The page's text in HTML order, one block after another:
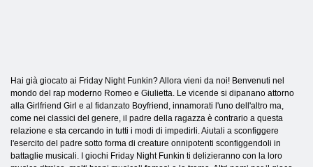
Hai già giocato ai Friday Night Funkin? Allora vieni da noi! Benvenuti nel
mondo del rap moderno Romeo e Giulietta. Le vicende si dipanano attorno
alla Girlfriend Girl e al fidanzato Boyfriend, innamorati l'uno dell'altro ma,
come nei classici del genere, il padre della ragazza è contrario a questa
relazione e sta cercando in tutti i modi di impedirli. Aiutali a sconfiggere
l'esercito del padre sotto forma di creature onnipotenti sconfiggendoli in
battaglie musicali. I giochi Friday Night Funkin ti delizieranno con la loro